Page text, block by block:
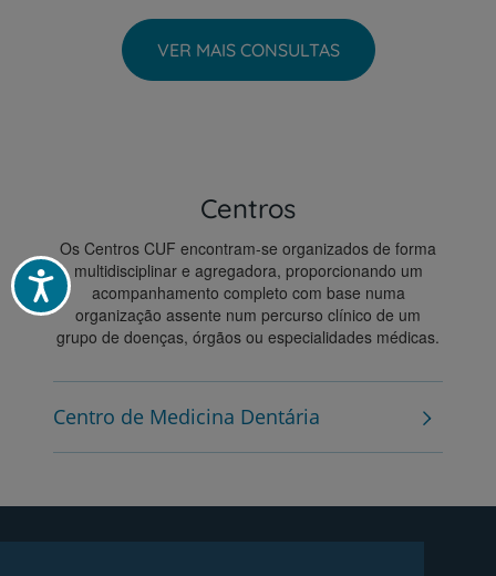
Acessibilidade
VER MAIS CONSULTAS
Centros
Os Centros CUF encontram-se organizados de forma
multidisciplinar e agregadora, proporcionando um
acompanhamento completo com base numa
organização assente num percurso clínico de um
grupo de doenças, órgãos ou especialidades médicas.
Centro de Medicina Dentária